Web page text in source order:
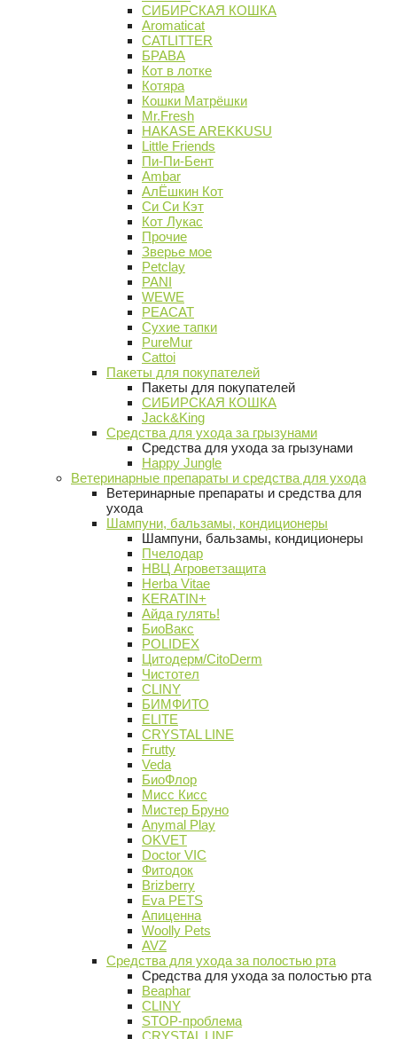
СИБИРСКАЯ КОШКА
Aromaticat
CATLITTER
БРАВА
Кот в лотке
Котяра
Кошки Матрёшки
Mr.Fresh
HAKASE AREKKUSU
Little Friends
Пи-Пи-Бент
Ambar
АлЁшкин Кот
Си Си Кэт
Кот Лукас
Прочие
Зверье мое
Petclay
PANI
WEWE
PEACAT
Сухие тапки
PureMur
Cattoi
Пакеты для покупателей
Пакеты для покупателей
СИБИРСКАЯ КОШКА
Jack&King
Средства для ухода за грызунами
Средства для ухода за грызунами
Happy Jungle
Ветеринарные препараты и средства для ухода
Ветеринарные препараты и средства для
ухода
Шампуни, бальзамы, кондиционеры
Шампуни, бальзамы, кондиционеры
Пчелодар
НВЦ Агроветзащита
Herba Vitae
KERATIN+
Айда гулять!
БиоВакс
POLIDEX
Цитодерм/CitoDerm
Чистотел
CLINY
БИМФИТО
ELITE
CRYSTAL LINE
Frutty
Veda
БиоФлор
Мисс Кисс
Мистер Бруно
Anymal Play
OKVET
Doctor VIC
Фитодок
Brizberry
Eva PETS
Апиценна
Woolly Pets
AVZ
Средства для ухода за полостью рта
Средства для ухода за полостью рта
Beaphar
CLINY
STOP-проблема
CRYSTAL LINE